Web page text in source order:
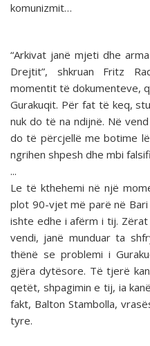
komunizmit…
“Arkivat janë mjeti dhe
Drejtit”, shkruan Fritz
momentit të dokumenteve,
Gurakuqit. Për fat të keq,
nuk do të na ndijnë. Në
do të përcjellë me botime
ngrihen shpesh dhe mbi
...
Le të kthehemi në një
plot 90-vjet më parë në
ishte edhe i afërm i tij.
vendi, janë munduar ta
thënë se problemi i
gjëra dytësore. Të tjerë
qetët, shpagimin e tij, ia
fakt, Balton Stambolla,
tyre.